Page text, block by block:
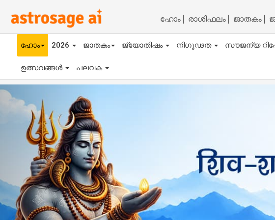
ഹോം രാശിഫലം ജാതകം
ഹോം 2026 ജാതകം ജ്യോതിഷം നിഗൂഢത സൗജന്യ
ഉത്സവങ്ങൾ പലവക
Previous